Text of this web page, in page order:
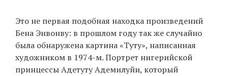
Это не первая подобная находка произведений
Бена Энвонву: в прошлом году так же случайно
была обнаружена картина «Туту», написанная
художником в 1974-м. Портрет нигерийской
принцессы Адетуту Адемилуйи, который